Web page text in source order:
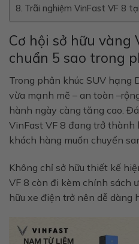
Trãi nghiệm VinFast VF 8
Cơ hội sở hữu vàng
chuẩn 5 sao trong
Trong phân khúc SUV hạng
vừa mạnh mẽ – an toàn
hành ngày càng tăng cao.
VinFast VF 8 đang trở thành
khách hàng muốn chuyển
Không chỉ sở hữu thiết kế
VF 8 còn đi kèm chính sách
hữu xe điện trở nên dễ dàng